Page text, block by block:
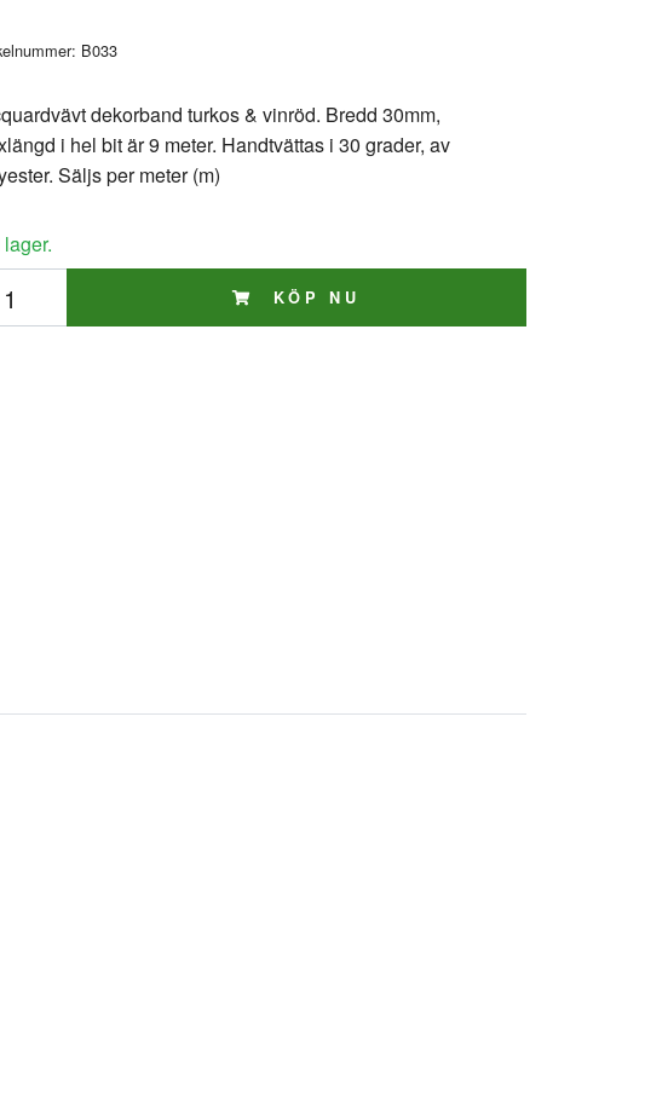
B033
dekorband turkos & vinröd. Bredd 30mm,
i hel bit är 9 meter. Handtvättas i 30 grader, av
Säljs per meter (m)
lager.
KÖP NU